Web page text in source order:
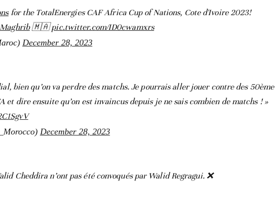
for the TotalEnergies CAF Africa Cup of Nations, Cote d'Ivoire 2023!
🇲🇦pic.twitter.com/ID0cwamxrs
December 28, 2023
bien qu’on va perdre des matchs. Je pourrais aller jouer contre des 50ème
et dire ensuite qu’on est invaincus depuis je ne sais combien de matchs ! »
December 28, 2023
Cheddira n’ont pas été convoqués par Walid Regragui. ❌